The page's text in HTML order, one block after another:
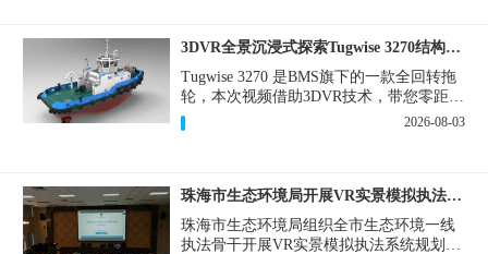
3DVR全景沉浸式探索Tugwise 3270结构一览
Tugwise 3270 是BMS旗下的一款全回转拖
轮，本次视频借助3DVR技术，带您零距离
透视这艘拖轮的内外构造，沉浸式探索每
一处细节。
2026-08-03
珠海市生态环境局开展VR实景模拟执法专题培训
珠海市生态环境局组织全市生态环境一线
执法骨干开展VR实景模拟执法系统规划建